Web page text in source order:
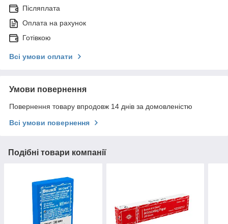
Післяплата
Оплата на рахунок
Готівкою
Всі умови оплати
Умови повернення
Повернення товару впродовж 14 днів за домовленістю
Всі умови повернення
Подібні товари компанії